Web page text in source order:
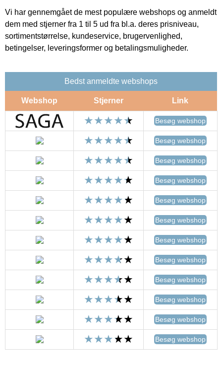
Vi har gennemgået de mest populære webshops og anmeldt
dem med stjerner fra 1 til 5 ud fra bl.a. deres prisniveau,
sortimentstørrelse, kundeservice, brugervenlighed,
betingelser, leveringsformer og betalingsmuligheder.
Bedst anmeldte webshops
Webshop Stjerner Link
Besøg webshop
Besøg webshop
Besøg webshop
Besøg webshop
Besøg webshop
Besøg webshop
Besøg webshop
Besøg webshop
Besøg webshop
Besøg webshop
Besøg webshop
Besøg webshop